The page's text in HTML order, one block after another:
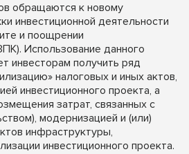
обращаются к новому
инвестиционной деятельности
и поощрении
Использование данного
инвесторам получить ряд
налоговых и иных актов,
инвестиционного проекта, а
затрат, связанных с
модернизацией и (или)
инфраструктуры,
инвестиционного проекта.